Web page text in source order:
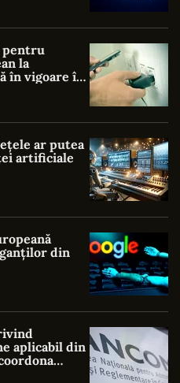
pentru
la
în vigoare în
națională
ar putea
artificiale
din
aplicabil din